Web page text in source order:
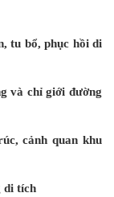
tu bổ, phục hồi di
và chỉ giới đường
cảnh quan khu
di tích